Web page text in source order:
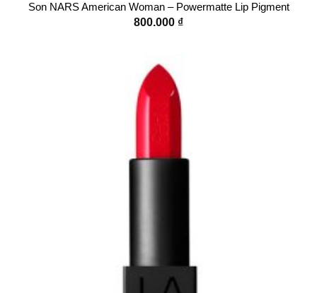
Son NARS American Woman – Powermatte Lip Pigment
800.000 ₫